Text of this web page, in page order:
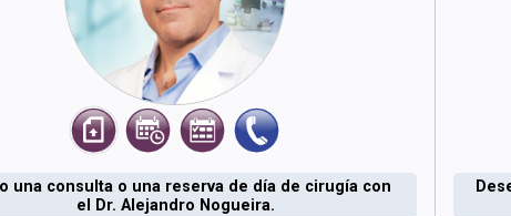
una consulta o una reserva de día de cirugía con
el Dr. Alejandro Nogueira.